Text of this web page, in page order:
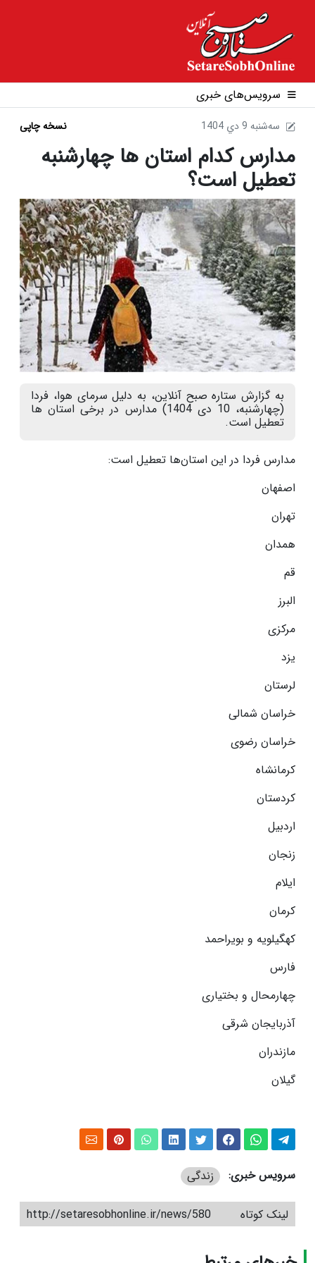
سرویس‌های خبری
1404 سه‌شنبه 9 دي نسخه چاپی
مدارس کدام استان ها چهارشنبه
تعطیل است؟
به گزارش ستاره صبح آنلاین، به دلیل سرمای هوا، فردا
(چهارشنبه، 10 دی 1404) مدارس در برخی استان ها
تعطیل است.
مدارس فردا در این استان‌ها تعطیل است:
اصفهان
تهران
همدان
قم
البرز
مرکزی
یزد
لرستان
خراسان شمالی
خراسان رضوی
کرمانشاه
کردستان
اردبیل
زنجان
ایلام
کرمان
کهگیلویه و بویراحمد
فارس
چهارمحال و بختیاری
آذربایجان شرقی
مازندران
گیلان
سرویس خبری: زندگی
لینک کوتاه http://setaresobhonline.ir/news/580